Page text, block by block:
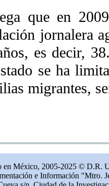
que en
jornalera
es decir,
se ha
migrantes,
en México, 2005-2025 © D.R.
e Información "Mtro.